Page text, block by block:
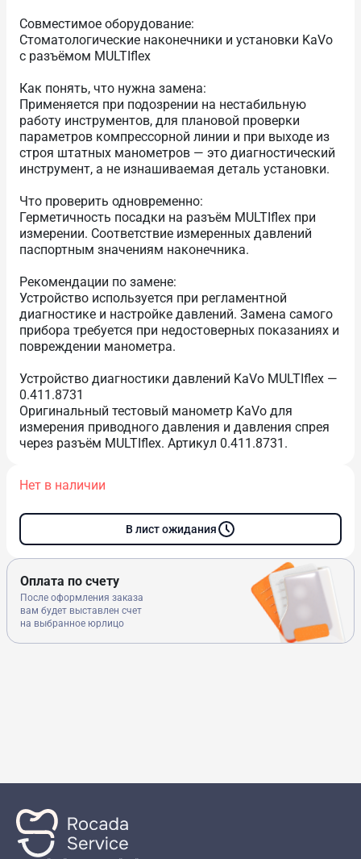
Совместимое оборудование:
Стоматологические наконечники и установки KaVo
с разъёмом MULTIflex
Как понять, что нужна замена:
Применяется при подозрении на нестабильную
работу инструментов, для плановой проверки
параметров компрессорной линии и при выходе из
строя штатных манометров — это диагностический
инструмент, а не изнашиваемая деталь установки.
Что проверить одновременно:
Герметичность посадки на разъём MULTIflex при
измерении. Соответствие измеренных давлений
паспортным значениям наконечника.
Рекомендации по замене:
Устройство используется при регламентной
диагностике и настройке давлений. Замена самого
прибора требуется при недостоверных показаниях и
повреждении манометра.
Устройство диагностики давлений KaVo MULTIflex —
0.411.8731
Оригинальный тестовый манометр KaVo для
измерения приводного давления и давления спрея
через разъём MULTIflex. Артикул 0.411.8731.
Нет в наличии
В лист ожидания
Оплата по счету
После оформления заказа
вам будет выставлен счет
на выбранное юрлицо